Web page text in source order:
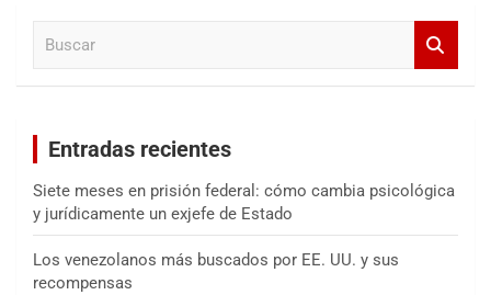
Entradas recientes
Siete meses en prisión federal: cómo cambia psicológica
y jurídicamente un exjefe de Estado
Los venezolanos más buscados por EE. UU. y sus
recompensas